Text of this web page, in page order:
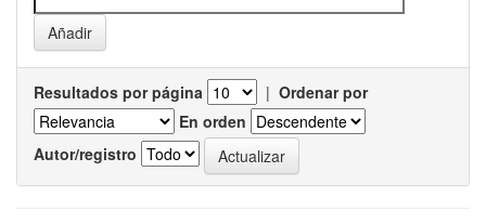
Resultados por página | Ordenar por
En orden
Autor/registro